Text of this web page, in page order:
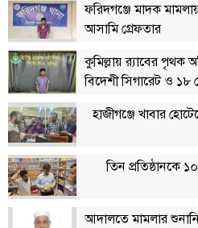
মিডিয়া
গণমাধ্যম
রাজধানী
ইতিহাস
কথা
কয়
ক্যারিয়ার
চাকুরি
ফরিদগঞ্জে মাদক
আসামি গ্রেফতার
কুমিল্লায় র‌্যাবের পৃথক
বিদেশী সিগারেট ও ১৮
হাজীগঞ্জে খাবার
তিন প্রতিষ্ঠানকে
আদালতে মামলার